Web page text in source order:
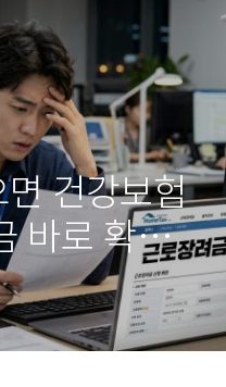
건강보험
바로 확인